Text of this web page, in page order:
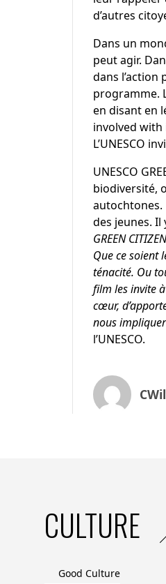
d’autres
Dans un
peut agir.
dans
programme.
en disant en
involved
L’UNESCO
UNESCO
biodiversité,
autochtones.
des jeunes.
GREEN
Que ce soient
ténacité. Ou
film les invite
cœur,
nous
l’UNESCO.
CULTURE
Good Culture